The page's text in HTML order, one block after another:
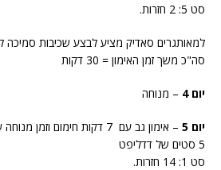
סט 5: 2 חזרות.
למאותגרים סאדיק מציע לבצע שכיבות סמיכה
סה"כ משך זמן האימון = 30 דקות
יום 4 – מנוחה
יום 5
– אימון גב עם 7 דקות חימום וזמן מנוחה של 3-4 דקות בין סטים.
5 סטים של דדליפט
סט 1: 14 חזרות.